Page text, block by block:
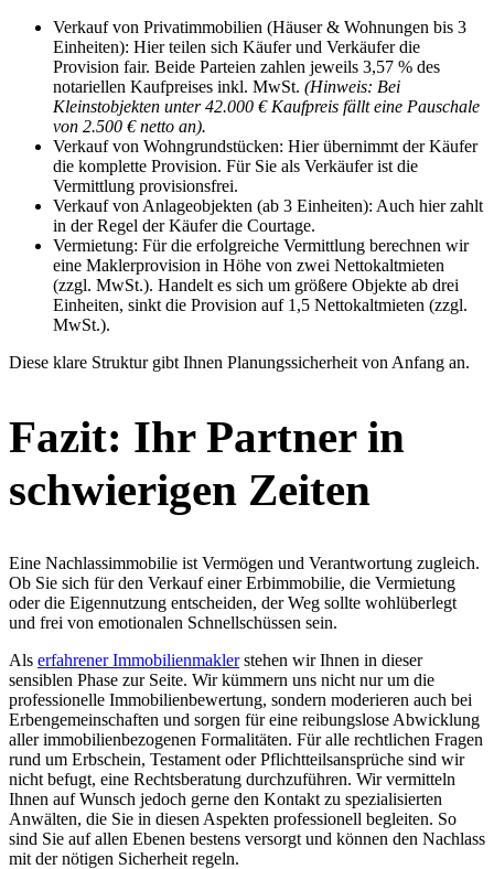
Verkauf von Privatimmobilien (Häuser & Wohnungen bis 3
Einheiten): Hier teilen sich Käufer und Verkäufer die
Provision fair. Beide Parteien zahlen jeweils 3,57 % des
notariellen Kaufpreises inkl. MwSt. (Hinweis: Bei
Kleinstobjekten unter 42.000 € Kaufpreis fällt eine Pauschale
von 2.500 € netto an).
Verkauf von Wohngrundstücken: Hier übernimmt der Käufer
die komplette Provision. Für Sie als Verkäufer ist die
Vermittlung provisionsfrei.
Verkauf von Anlageobjekten (ab 3 Einheiten): Auch hier zahlt
in der Regel der Käufer die Courtage.
Vermietung: Für die erfolgreiche Vermittlung berechnen wir
eine Maklerprovision in Höhe von zwei Nettokaltmieten
(zzgl. MwSt.). Handelt es sich um größere Objekte ab drei
Einheiten, sinkt die Provision auf 1,5 Nettokaltmieten (zzgl.
MwSt.).
Diese klare Struktur gibt Ihnen Planungssicherheit von Anfang an.
Fazit: Ihr Partner in
schwierigen Zeiten
Eine Nachlassimmobilie ist Vermögen und Verantwortung zugleich.
Ob Sie sich für den Verkauf einer Erbimmobilie, die Vermietung
oder die Eigennutzung entscheiden, der Weg sollte wohlüberlegt
und frei von emotionalen Schnellschüssen sein.
Als erfahrener Immobilienmaklerstehen wir Ihnen in dieser
sensiblen Phase zur Seite. Wir kümmern uns nicht nur um die
professionelle Immobilienbewertung, sondern moderieren auch bei
Erbengemeinschaften und sorgen für eine reibungslose Abwicklung
aller immobilienbezogenen Formalitäten. Für alle rechtlichen Fragen
rund um Erbschein, Testament oder Pflichtteilsansprüche sind wir
nicht befugt, eine Rechtsberatung durchzuführen. Wir vermitteln
Ihnen auf Wunsch jedoch gerne den Kontakt zu spezialisierten
Anwälten, die Sie in diesen Aspekten professionell begleiten. So
sind Sie auf allen Ebenen bestens versorgt und können den Nachlass
mit der nötigen Sicherheit regeln.